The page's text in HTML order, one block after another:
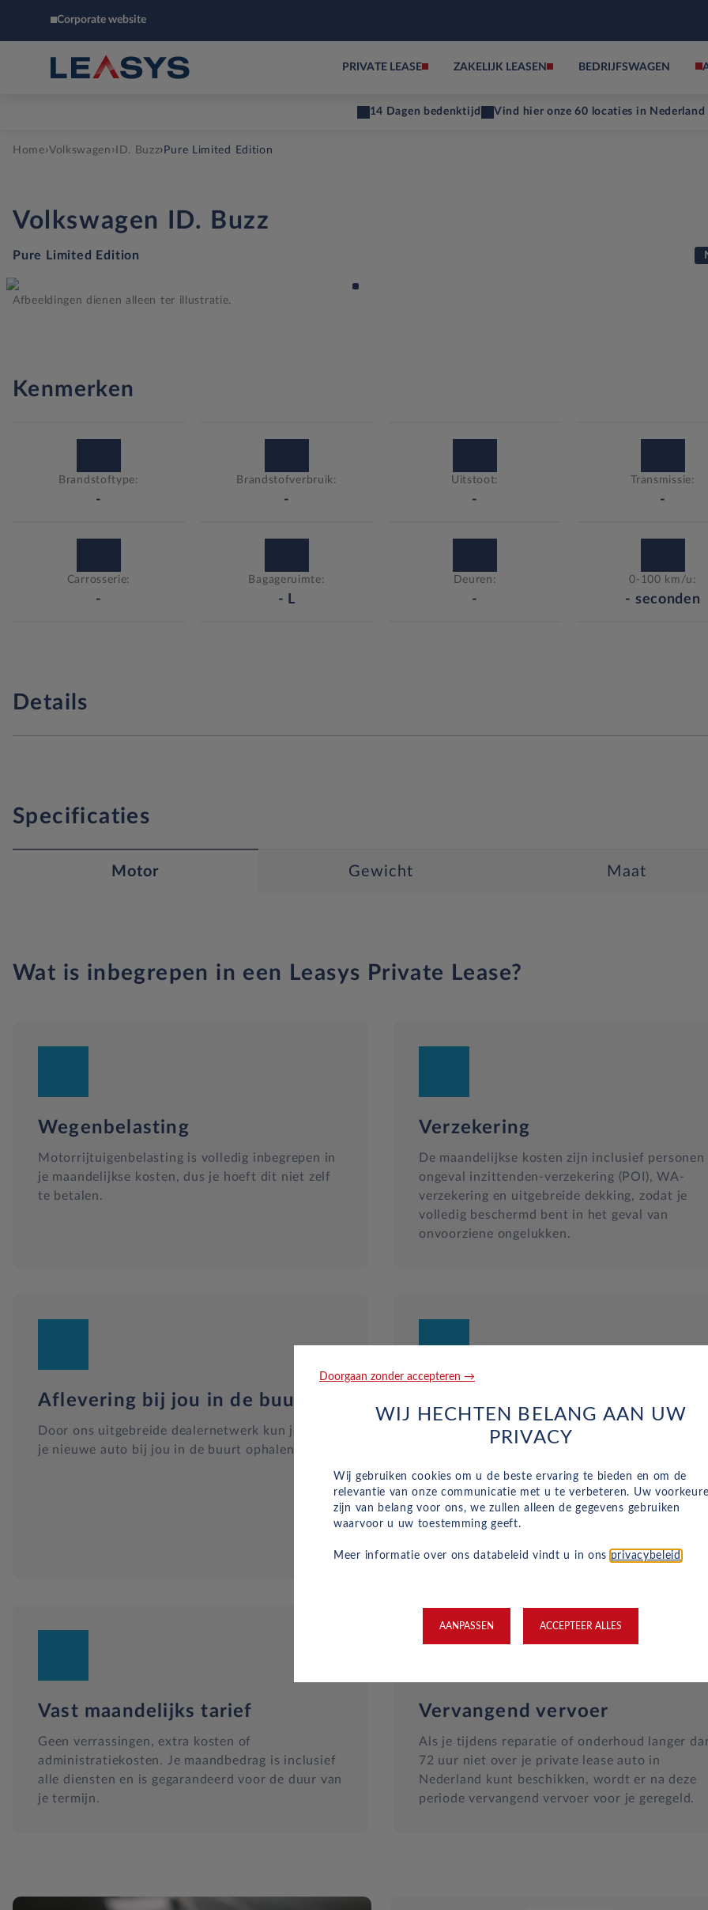
Corporate website
PRIVATE LEASE ZAKELIJK LEASEN BEDRIJFSWAGEN
14 Dagen bedenktijd Vind hier onze 60 locaties in Nederland
Home›Volkswagen › ID. Buzz› Pure Limited Edition
Volkswagen ID. Buzz
Pure Limited Edition
Afbeeldingen dienen alleen ter illustratie.
Kenmerken
Brandstoftype:
-
Brandstofverbruik:
-
Uitstoot:
-
Transmissie:
-
Carrosserie:
-
Bagageruimte:
- L
Deuren:
-
0-100 km/u:
- seconden
Details
Specificaties
Motor Gewicht Maat
Wat is inbegrepen in een Leasys Private Lease?
Wegenbelasting
Motorrijtuigenbelasting is volledig inbegrepen in
je maandelijkse kosten, dus je hoeft dit niet zelf
te betalen.
Verzekering
De maandelijkse kosten zijn inclusief personen
ongeval inzittenden-verzekering (POI), WA-
verzekering en uitgebreide dekking, zodat je
volledig beschermd bent in het geval van
onvoorziene ongelukken.
Aflevering bij jou in de buurt
Door ons uitgebreide dealernetwerk kun je altijd
je nieuwe auto bij jou in de buurt ophalen.
Naast het reguliere onderhoud, zijn kleine
inbegrepen in je maandelijkse kosten en wordt
dit geregeld met een garage bij jou in de buurt.
Hulp bij pech en technische problemen met je
auto zijn gewoon inbegrepen in je maandelijkse
Vast maandelijks tarief
Geen verrassingen, extra kosten of
administratiekosten. Je maandbedrag is inclusief
alle diensten en is gegarandeerd voor de duur van
je termijn.
Vervangend vervoer
Als je tijdens reparatie of onderhoud langer
72 uur niet over je private lease auto in
Nederland kunt beschikken, wordt er na deze
periode vervangend vervoer voor je geregeld.
Doorgaan zonder accepteren →
WIJ HECHTEN BELANG AAN UW
PRIVACY
Wij gebruiken cookies om u de beste ervaring te bieden en om de
relevantie van onze communicatie met u te verbeteren. Uw
zijn van belang voor ons, we zullen alleen de gegevens gebruiken
waarvoor u uw toestemming geeft.
Meer informatie over ons databeleid vindt u in ons privacybeleid
AANPASSEN ACCEPTEER ALLES